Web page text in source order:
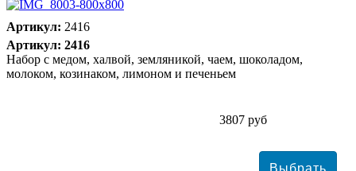
Артикул: 2416
Артикул: 2416
Набор с медом, халвой, земляникой, чаем, шоколадом,
молоком, козинаком, лимоном и печеньем
3807 руб